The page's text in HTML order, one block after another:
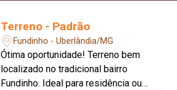
Terreno - Padrão
Fundinho - Uberlândia/MG
Ótima oportunidade! Terreno bem
localizado no tradicional bairro
Fundinho. Ideal para residência ou